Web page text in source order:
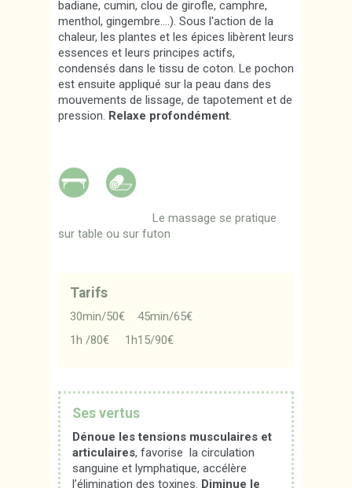
badiane, cumin, clou de girofle, camphre,
menthol, gingembre….). Sous l'action de la
chaleur, les plantes et les épices libèrent leurs
essences et leurs principes actifs,
condensés dans le tissu de coton. Le pochon
est ensuite appliqué sur la peau dans des
mouvements de lissage, de tapotement et de
pression. Relaxe profondément.
Le massage se pratique
sur table ou sur futon
Tarifs
30min/50€ 45min/65€
1h /80€ 1h15/90€
Ses vertus
Dénoue les tensions musculaires et
articulaires, favorise la circulation
sanguine et lymphatique, accélère
l’élimination des toxines. Diminue le